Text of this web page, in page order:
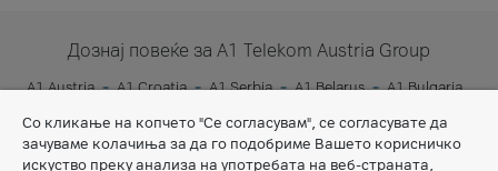
Дознај повеќе за A1 Telekom Austria Group
A1 Austria A1 Croatia A1 Serbia A1 Belarus
A1 Bulgaria
Со кликање на копчето "Се согласувам", се согласувате да
зачуваме колачиња за да го подобриме Вашето корисничко
искуство преку анализа на употребата на веб-страната,